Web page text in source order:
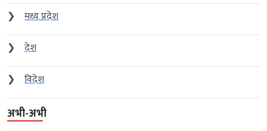
❯
मध्य प्रदेश
❯
देश
❯
विदेश
अभी-अभी